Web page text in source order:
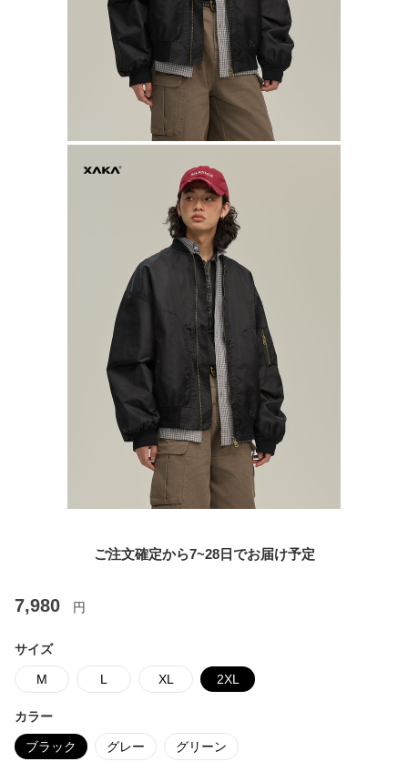
ご注文確定から7~28日でお届け予定
7,980 円
サイズ
M L XL 2XL
カラー
ブラック グレー グリーン